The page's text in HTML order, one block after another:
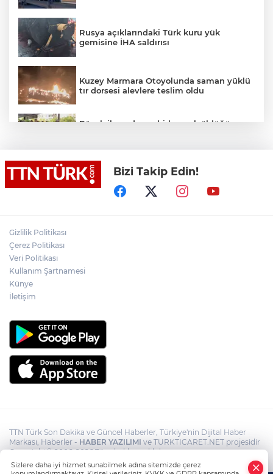
Rusya açıklarındaki Türk kuru yük
gemisine İHA saldırısı
Kuzey Marmara Otoyolunda saman yüklü
tır dorsesi alevlere teslim oldu
Böcek ilacından zehirlenerek öldüğü
İstanbul’dan Tekirdağ’a hafta sonu akını:
Kilometrelerce araç kuyruğu
Terörsüz Türkiye yasa teklifi
Bizi Takip Edin!
Gizlilik Politikası
Çerez Politikası
Veri Politikası
Kullanım Şartnamesi
Künye
İletişim
TTN Türk Son Dakika ve Güncel Haberler, Türkiye'nin Dijital Haber
Markası, Haberler - HABER YAZILIMI ve TURKTICARET.NET projesidir
Copyright© 2006-2026 Tüm hakları saklıdır.
Sizlere daha iyi hizmet sunabilmek adına sitemizde çerez